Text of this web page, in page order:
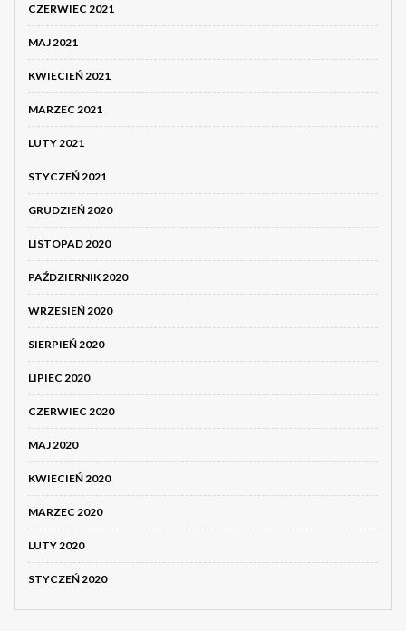
CZERWIEC 2021
MAJ 2021
KWIECIEŃ 2021
MARZEC 2021
LUTY 2021
STYCZEŃ 2021
GRUDZIEŃ 2020
LISTOPAD 2020
PAŹDZIERNIK 2020
WRZESIEŃ 2020
SIERPIEŃ 2020
LIPIEC 2020
CZERWIEC 2020
MAJ 2020
KWIECIEŃ 2020
MARZEC 2020
LUTY 2020
STYCZEŃ 2020